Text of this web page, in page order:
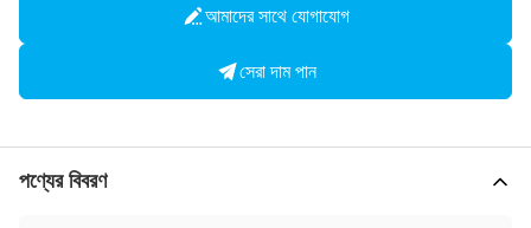
আমাদের সাথে যোগাযোগ
সেরা দাম পান
পণ্যের বিবরণ